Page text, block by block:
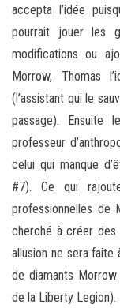
accepta l’idée
pourrait jouer les
modifications ou
Morrow, Thomas
(l’assistant qui le
passage). Ensuite
professeur
celui qui manque
#7). Ce qui
professionnelles de
cherché à créer des
allusion ne sera faite
de diamants
de la Liberty Legion).